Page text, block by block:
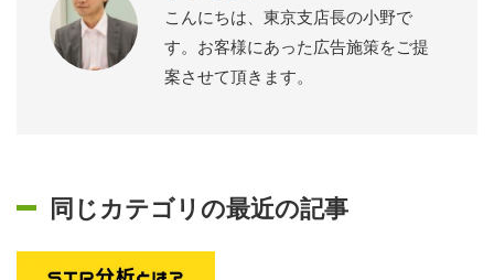
こんにちは、東京支店長の小野で
す。お客様にあった広告施策をご提
案させて頂きます。
同じカテゴリの最近の記事